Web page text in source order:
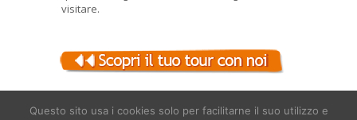
visitare.
Questo sito usa i cookies solo per facilitarne il suo utilizzo e